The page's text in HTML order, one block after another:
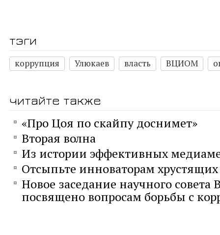
тэги
коррупция Улюкаев власть ВЦИОМ
читайте также
«Про Цоя по скайпу доснимет»
Вторая волна
Из истории эффективных
Отсыпьте инноваторам хрустящих
Новое заседание научного
посвящено вопросам борьбы с